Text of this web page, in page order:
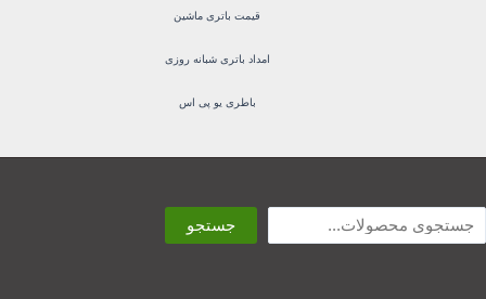
قیمت باتری ماشین
امداد باتری شبانه روزی
باطری یو پی اس
جستجو